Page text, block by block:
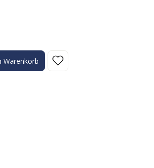
Wert ein oder benutze die
Warenkorb